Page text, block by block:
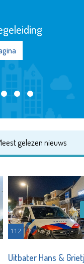
gelezen nieuws
112
Uitbater Hans &